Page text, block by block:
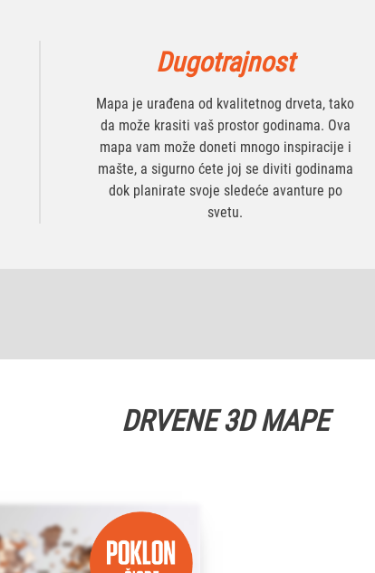
Dugotrajnost
Mapa je urađena od kvalitetnog drveta, tako
da može krasiti vaš prostor godinama. Ova
mapa vam može doneti mnogo inspiracije i
mašte, a sigurno ćete joj se diviti godinama
dok planirate svoje sledeće avanture po
svetu.
DRVENE 3D MAPE